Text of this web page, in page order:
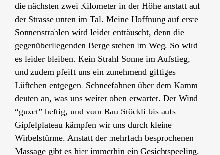
die nächsten zwei Kilometer in der Höhe anstatt auf
der Strasse unten im Tal. Meine Hoffnung auf erste
Sonnenstrahlen wird leider enttäuscht, denn die
gegenüberliegenden Berge stehen im Weg. So wird
es leider bleiben. Kein Strahl Sonne im Aufstieg,
und zudem pfeift uns ein zunehmend giftiges
Lüftchen entgegen. Schneefahnen über dem Kamm
deuten an, was uns weiter oben erwartet. Der Wind
“guxet” heftig, und vom Rau Stöckli bis aufs
Gipfelplateau kämpfen wir uns durch kleine
Wirbelstürme. Anstatt der mehrfach besprochenen
Massage gibt es hier immerhin ein Gesichtspeeling.